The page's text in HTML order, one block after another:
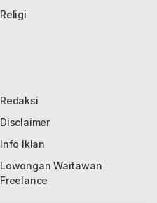
Religi
Redaksi
Disclaimer
Info Iklan
Lowongan Wartawan
Freelance